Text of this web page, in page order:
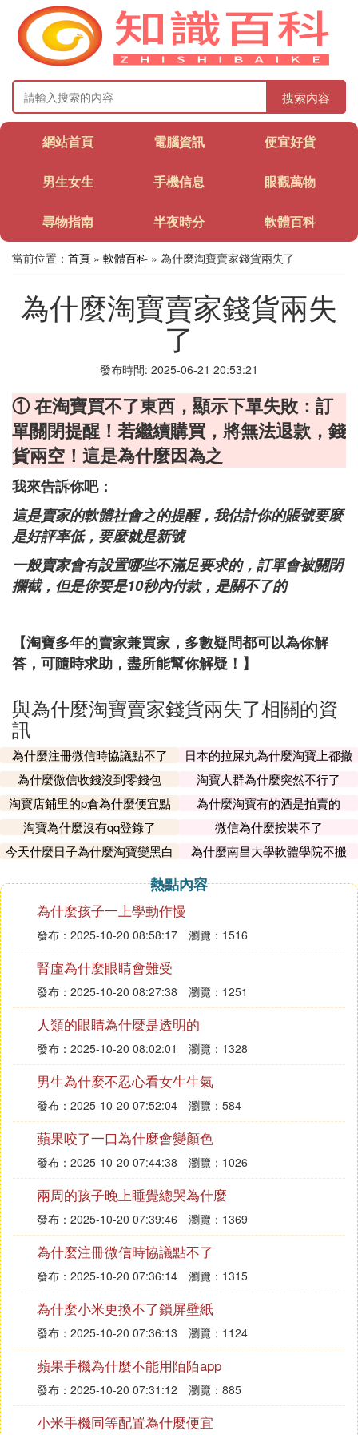
搜索內容
網站首頁 電腦資訊 便宜好貨
男生女生 手機信息 眼觀萬物
尋物指南 半夜時分 軟體百科
當前位置： 首頁 » 軟體百科 » 為什麼淘寶賣家錢貨兩失了
為什麼淘寶賣家錢貨兩失
了
發布時間: 2025-06-21 20:53:21
① 在淘寶買不了東西，顯示下單失敗：訂
單關閉提醒！若繼續購買，將無法退款，錢
貨兩空！這是為什麼因為之
我來告訴你吧：
這是賣家的軟體社會之的提醒，我估計你的賬號要麼
是好評率低，要麼就是新號
一般賣家會有設置哪些不滿足要求的，訂單會被關閉
攔截，但是你要是10秒內付款，是關不了的
【淘寶多年的賣家兼買家，多數疑問都可以為你解
答，可隨時求助，盡所能幫你解疑！】
與為什麼淘寶賣家錢貨兩失了相關的資
訊
為什麼注冊微信時協議點不了
日本的拉屎丸為什麼淘寶上都撤
了
為什麼微信收錢沒到零錢包
淘寶人群為什麼突然不行了
淘寶店鋪里的p倉為什麼便宜點
為什麼淘寶有的酒是拍賣的
淘寶為什麼沒有qq登錄了
微信為什麼按裝不了
今天什麼日子為什麼淘寶變黑白
為什麼南昌大學軟體學院不搬
熱點內容
為什麼孩子一上學動作慢
發布：2025-10-20 08:58:17 瀏覽：1516
腎虛為什麼眼睛會難受
發布：2025-10-20 08:27:38 瀏覽：1251
人類的眼睛為什麼是透明的
發布：2025-10-20 08:02:01 瀏覽：1328
男生為什麼不忍心看女生生氣
發布：2025-10-20 07:52:04 瀏覽：584
蘋果咬了一口為什麼會變顏色
發布：2025-10-20 07:44:38 瀏覽：1026
兩周的孩子晚上睡覺總哭為什麼
發布：2025-10-20 07:39:46 瀏覽：1369
為什麼注冊微信時協議點不了
發布：2025-10-20 07:36:14 瀏覽：1315
為什麼小米更換不了鎖屏壁紙
發布：2025-10-20 07:36:13 瀏覽：1124
蘋果手機為什麼不能用陌陌app
發布：2025-10-20 07:31:12 瀏覽：885
小米手機同等配置為什麼便宜